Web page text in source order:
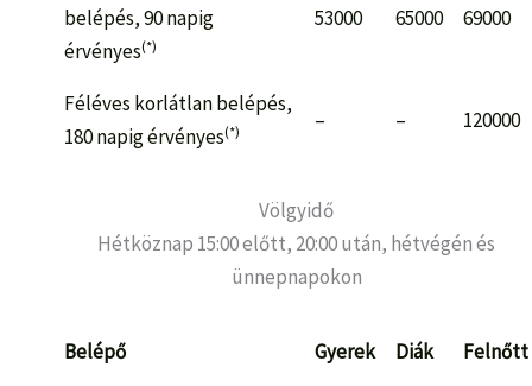
belépés, 90 napig
érvényes(*)
53000 65000 69000
Féléves korlátlan belépés,
180 napig érvényes(*) – – 120000
Völgyidő
Hétköznap 15:00 előtt, 20:00 után, hétvégén és
ünnepnapokon
Belépő Gyerek Diák
Felnőtt